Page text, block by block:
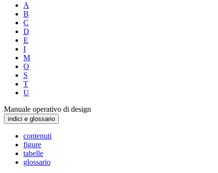
A
B
C
D
E
I
M
O
S
T
U
Manuale operativo di design
indici e glossario
contenuti
figure
tabelle
glossario